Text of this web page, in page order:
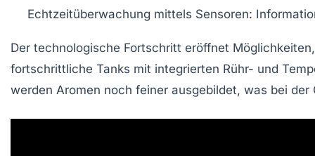
Echtzeitüberwachung mittels Sensoren:
Der technologische Fortschritt eröffnet
fortschrittliche Tanks mit integrierten Rühr- und
werden Aromen noch feiner ausgebildet, was bei